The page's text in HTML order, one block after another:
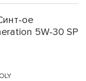
ое
5W-30 SP